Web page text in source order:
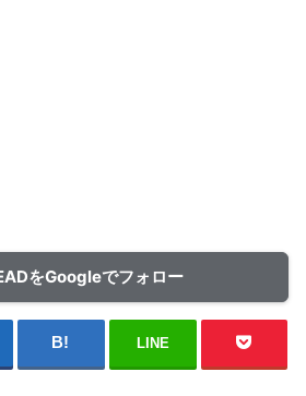
をGoogleでフォロー
LINE